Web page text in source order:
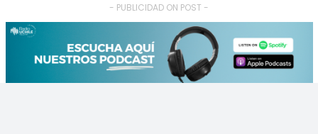
- PUBLICIDAD ON POST -